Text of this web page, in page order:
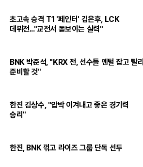
초고속 승격 T1 '페인터' 김은후, LCK
데뷔전..."교전서 돋보이는 실력"
BNK 박준석, "KRX 전, 선수들 멘털 잡고 빨리
준비할 것"
한진 김상수, "압박 이겨내고 좋은 경기력
승리"
한진, BNK 꺾고 라이즈 그룹 단독 선두